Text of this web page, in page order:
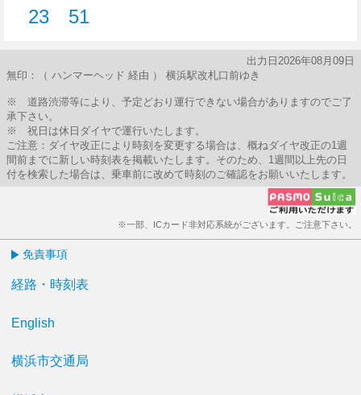
23
51
出力日2026年08月09日
無印：（ ハンマーヘッド 経由 ） 横浜駅改札口前ゆき
※ 道路渋滞等により、予定どおり運行できない場合がありますのでご了
承下さい。
※ 祝日は休日ダイヤで運行いたします。
ご注意：ダイヤ改正により時刻を変更する場合は、概ねダイヤ改正の1週
間前までに新しい時刻表を掲載いたします。そのため、1週間以上先の日
付を検索した場合は、乗車前に改めて時刻のご確認をお願いいたします。
※一部、ICカード非対応系統がございます。ご注意下さい。
免責事項
経路・時刻表
English
横浜市交通局